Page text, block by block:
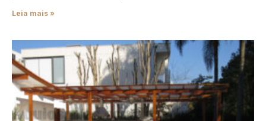
Leia mais »